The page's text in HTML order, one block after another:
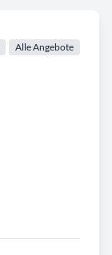
Alle Angebote